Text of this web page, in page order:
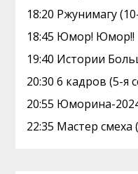
18:20 Ржунимагу
18:45 Юмор! Юмор!!
19:40 Истории
20:30 6 кадров (5-я
20:55 Юморина-
22:35 Мастер смеха